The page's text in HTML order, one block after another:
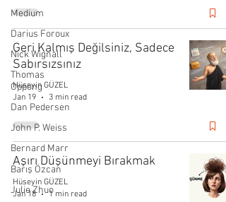
Medium
Darius Foroux
Nick Wignall
Thomas
Oppong
Dan Pedersen
John P. Weiss
Bernard Marr
Barış Özcan
Julie Zhuo
Geri Kalmış Değilsiniz, Sadece
Sabırsızsınız
Hüseyin GÜZEL
Jan 19
3 min read
Aşırı Düşünmeyi Bırakmak
Hüseyin GÜZEL
Jan 18
1 min read